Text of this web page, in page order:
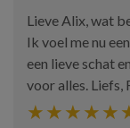
Lieve Alix, wat
Ik voel me nu
een lieve schat
voor alles. Liefs,